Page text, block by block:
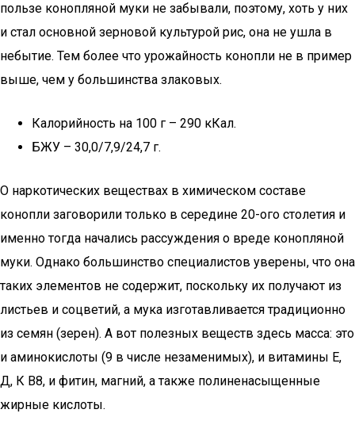
пользе конопляной муки не забывали, поэтому, хоть у них
и стал основной зерновой культурой рис, она не ушла в
небытие. Тем более что урожайность конопли не в пример
выше, чем у большинства злаковых.
Калорийность на 100 г – 290 кКал.
БЖУ – 30,0/7,9/24,7 г.
О наркотических веществах в химическом составе
конопли заговорили только в середине 20-ого столетия и
именно тогда начались рассуждения о вреде конопляной
муки. Однако большинство специалистов уверены, что она
таких элементов не содержит, поскольку их получают из
листьев и соцветий, а мука изготавливается традиционно
из семян (зерен). А вот полезных веществ здесь масса: это
и аминокислоты (9 в числе незаменимых), и витамины Е,
Д, К В8, и фитин, магний, а также полиненасыщенные
жирные кислоты.